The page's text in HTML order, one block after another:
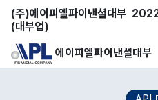
(주)에이피엘파이낸셜대부
(대부업)
에이피엘파이낸셜대부